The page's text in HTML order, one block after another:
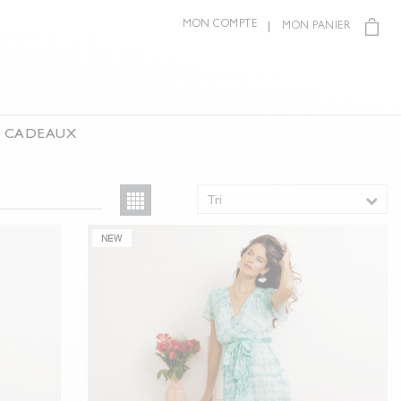
MON PANIER
MON COMPTE
CADEAUX
Tri